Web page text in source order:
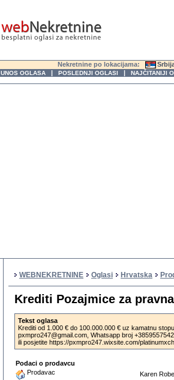
Nekretnine po lokacijama:
UNOS OGLASA | POSLEDNJI OGLASI | NAJČITANIJI
WEBNEKRETNINE Oglasi Hrvatska
Krediti Pozajmice za
Tekst oglasa
Krediti od 1.000 € do 100.000.000 € uz kamatnu
pxmpro247@gmail.com, Whatsapp broj
ili posjetite https://pxmpro247.wixsite.com/
Podaci o prodavcu
Prodavac
Karen